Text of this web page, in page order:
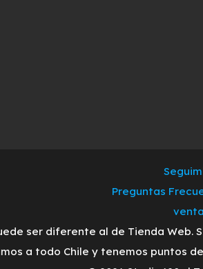
Preguntas
ser diferente al de Tienda
a todo Chile y tenemos puntos